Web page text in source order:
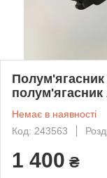
полум'ягасник
Немає в наявності
Код: 243563
1 400 ₴